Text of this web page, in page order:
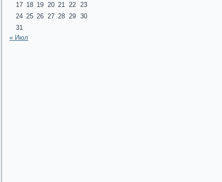
17 18 19 20 21 22
23
24 25 26 27 28 29 30
31
« Июл